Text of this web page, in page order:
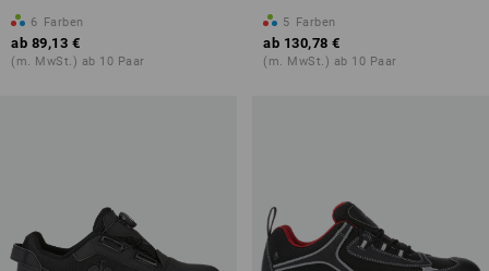
6 Farben
ab 89,13 €
(m. MwSt.) ab 10 Paar
5 Farben
ab 130,78 €
(m. MwSt.) ab 10 Paar